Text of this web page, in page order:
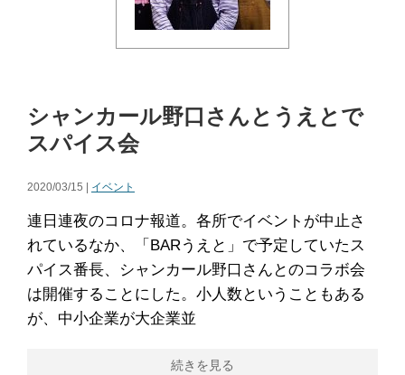
シャンカール野口さんとうえとで
スパイス会
2020/03/15 | イベント
連日連夜のコロナ報道。各所でイベントが中止さ
れているなか、「BARうえと」で予定していたス
パイス番長、シャンカール野口さんとのコラボ会
は開催することにした。小人数ということもある
が、中小企業が大企業並
続きを見る